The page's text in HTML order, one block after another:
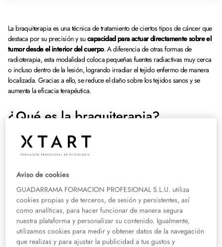
La braquiterapia es una técnica de tratamiento de ciertos tipos de cáncer que
destaca por su precisión y sucapacidad para actuar directamente sobre el
tumor desde el interior del cuerpo. A diferencia de otras formas de
radioterapia, esta modalidad coloca pequeñas fuentes radiactivas muy cerca
o incluso dentro de la lesión, logrando irradiar el tejido enfermo de manera
localizada. Gracias a ello, se reduce el daño sobre los tejidos sanos y se
aumenta la eficacia terapéutica.
¿Qué es la braquiterapia?
Conocer la braquiterapia, qué es y cómo funciona permite a los pacientes
acercarse a una técnica muy efectiva. Consiste en introducir fuentes de
este modo,la radiación actúa directamente sobre las células malignas
Se trata de un procedimiento muy utilizado en distintos tipos de cáncer, sobre
todo en aquellos que afectan a órganos accesibles. De esta manera, la
braquiterapia uterina o braquiterapia ginecológica, o la braquiterapia de
mama, tiene como objetivo aplicar ladosis precisa en el lugar exacto
Aviso de cookies
GUADARRAMA FORMACION PROFESIONAL S.L.U. utiliza
cookies propias y de terceros, de sesión y persistentes, así
como analíticas, para hacer funcionar de manera segura
nuestra plataforma y personalizar su contenido. Igualmente,
utilizamos cookies para medir y obtener datos de la navegación
que realizas y para ajustar la publicidad a tus gustos y